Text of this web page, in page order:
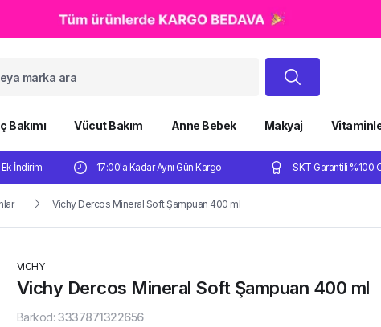
Bakımı Vücut Bakım Anne Bebek Makyaj
İndirim 17:00'a Kadar Aynı Gün Kargo SKT Garantili %100
Vichy Dercos Mineral Soft Şampuan 400 ml
VICHY
Vichy Dercos Mineral Soft Şampuan 400 ml
Barkod: 3337871322656